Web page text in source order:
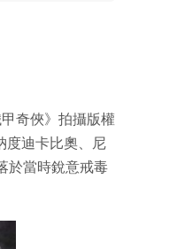
奇俠》拍攝版權
度迪卡比奧、尼
於當時銳意戒毒